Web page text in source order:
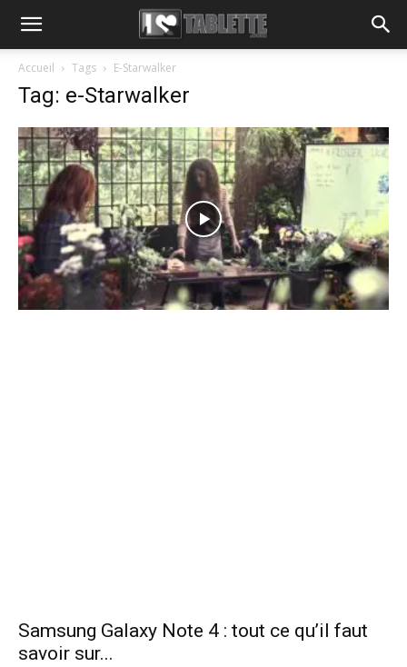
Accueil Tags E-Starwalker
Tag: e-Starwalker
Samsung Galaxy Note 4 : tout ce qu’il faut
savoir sur...